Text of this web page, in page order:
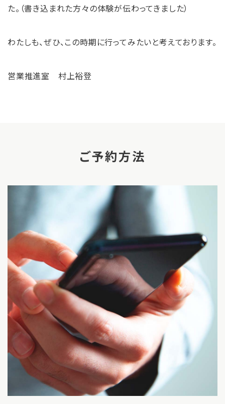
た。（書き込まれた方々の体験が伝わってきました）
わたしも、ぜひ、この時期に行ってみたいと考えております。
営業推進室 村上裕登
ご予約方法